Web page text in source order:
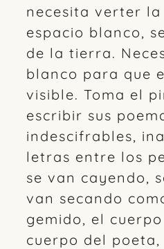
necesita verter
espacio blanco,
de la tierra.
blanco para que
visible. Toma el
escribir sus
indescifrables,
letras entre los
se van cayendo,
van secando
gemido, el
cuerpo del